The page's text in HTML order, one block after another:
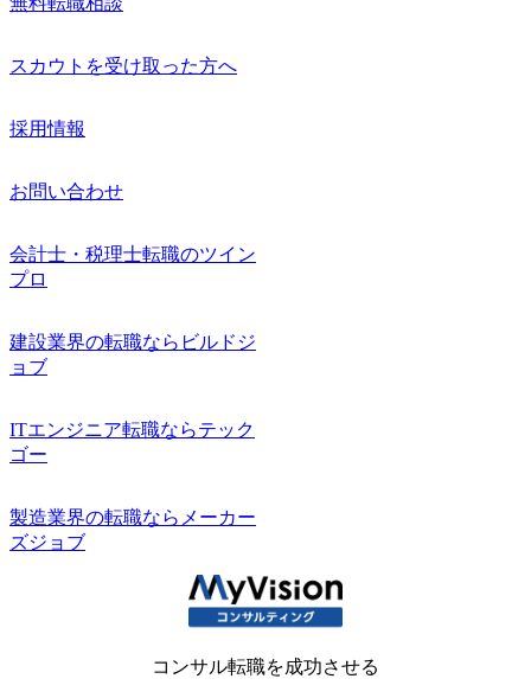
スカウトを受け取った方へ
採用情報
お問い合わせ
会計士・税理士転職のツイン
プロ
建設業界の転職ならビルドジ
ョブ
ITエンジニア転職ならテック
ゴー
製造業界の転職ならメーカー
ズジョブ
コンサル転職を成功させる